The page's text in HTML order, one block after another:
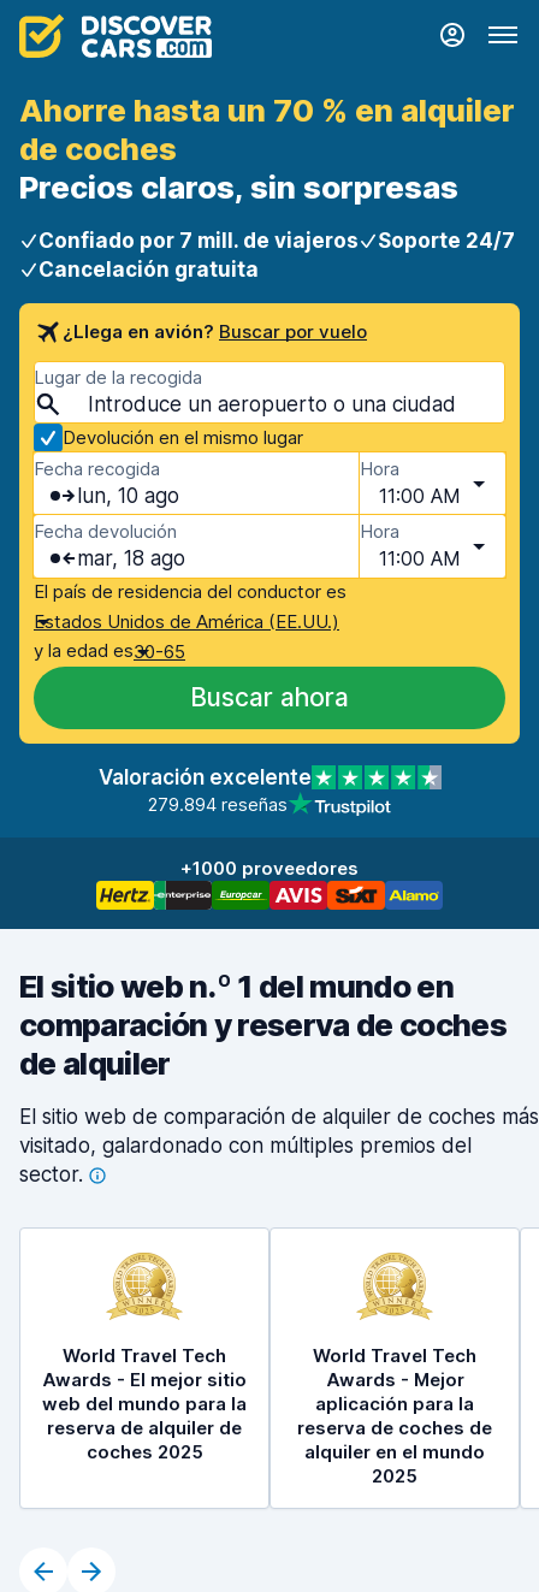
Ahorre hasta un 70 % en alquiler
de coches
Precios claros, sin sorpresas
Confiado por 7 mill. de viajeros
Soporte 24/7
Cancelación gratuita
¿Llega en avión? Buscar por vuelo
Lugar de la recogida
Devolución en el mismo lugar
Fecha recogida
lun, 10 ago
Hora
11:00 AM
Fecha devolución
mar, 18 ago
Hora
11:00 AM
El país de residencia del conductor es
Estados Unidos de América (EE.UU.)
y la edad es30-65
Buscar ahora
Valoración excelente
279.894 reseñas
+1000 proveedores
El sitio web n.º 1 del mundo en
comparación y reserva de coches
de alquiler
El sitio web de comparación de alquiler de coches más
visitado, galardonado con múltiples premios del
sector.
World Travel Tech
Awards - El mejor sitio
web del mundo para la
reserva de alquiler de
coches 2025
World Travel Tech
Awards - Mejor
aplicación para la
reserva de coches de
alquiler en el mundo
2025